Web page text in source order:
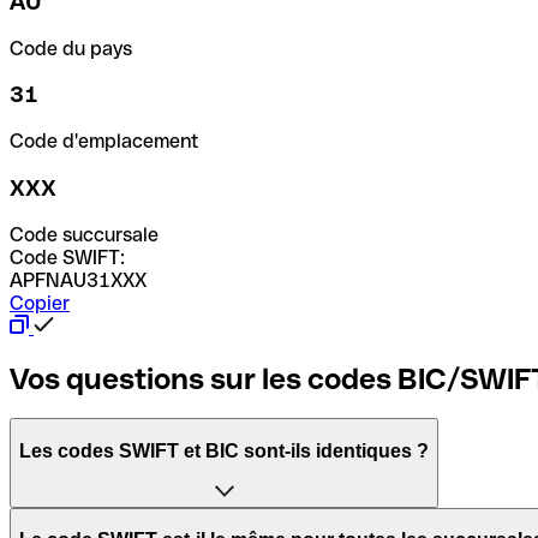
Code du pays
31
Code d'emplacement
XXX
Code succursale
Code SWIFT:
APFNAU31XXX
Copier
Vos questions sur les codes BIC/
Les codes SWIFT et BIC sont-ils identiques ?